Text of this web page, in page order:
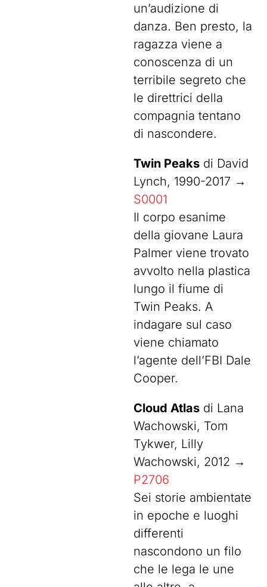
un’audizione di
danza. Ben presto, la
ragazza viene a
conoscenza di un
terribile segreto che
le direttrici della
compagnia tentano
di nascondere.
Twin Peaks di David
Lynch, 1990-2017 →
S0001
Il corpo esanime
della giovane Laura
Palmer viene trovato
avvolto nella plastica
lungo il fiume di
Twin Peaks. A
indagare sul caso
viene chiamato
l’agente dell’FBI Dale
Cooper.
Cloud Atlas di Lana
Wachowski, Tom
Tykwer, Lilly
Wachowski, 2012 →
P2706
Sei storie ambientate
in epoche e luoghi
differenti
nascondono un filo
che le lega le une